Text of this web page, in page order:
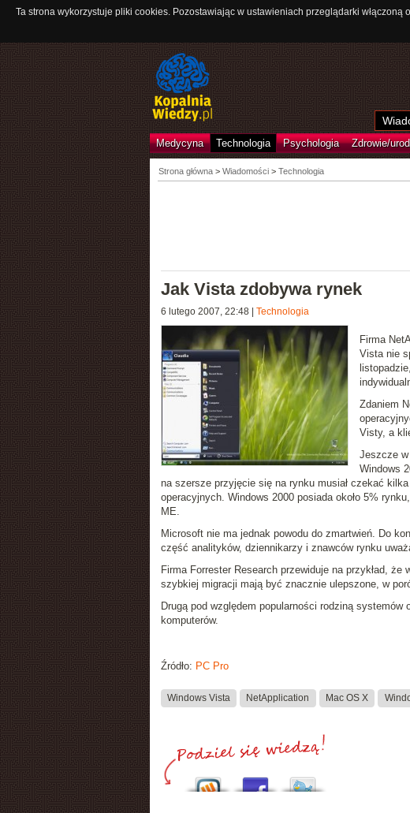
Ta strona wykorzystuje pliki cookies. Pozostawiając w ustawieniach przeglądarki
Medycyna Technologia Psychologia Zdrowie/
Strona główna> Wiadomości > Technologia
Jak Vista zdobywa rynek
6 lutego 2007, 22:48| Technologia
Firma
Vista nie
Zdaniem
Visty, a
Jeszcze w
Windows
na szersze przyjęcie się na rynku musiał czekać
operacyjnych. Windows 2000 posiada około 5%
ME.
Microsoft nie ma jednak powodu do zmartwień. Do
część analityków, dziennikarzy i znawców rynku
Firma Forrester Research przewiduje na przykład,
szybkiej migracji mają być znacznie ulepszone, w
Drugą pod względem popularności rodziną
komputerów.
Źródło: PC Pro
Windows Vista NetApplication Mac OS X